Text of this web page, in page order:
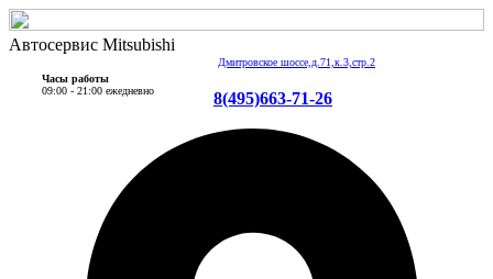
Автосервис Mitsubishi
Дмитровское шоссе,д.71,к.3,стр.2
Часы работы
09:00 - 21:00 ежедневно
8(495)663-71-26